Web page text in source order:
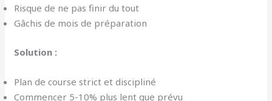
Risque de ne pas finir du tout
Gâchis de mois de préparation
Solution :
Plan de course strict et discipliné
Commencer 5-10% plus lent que prévu